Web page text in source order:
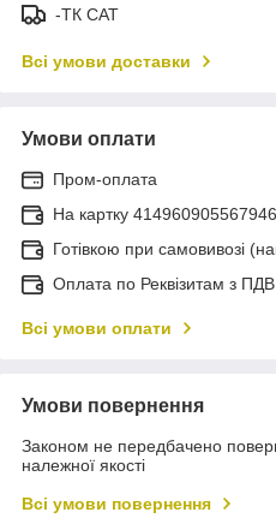
-ТК САТ
Всі умови доставки
Умови оплати
Пром-оплата
На картку
Готівкою при самовивозі
Оплата по Реквізитам з ПДВ
Всі умови оплати
Умови повернення
Законом не передбачено
належної якості
Всі умови повернення